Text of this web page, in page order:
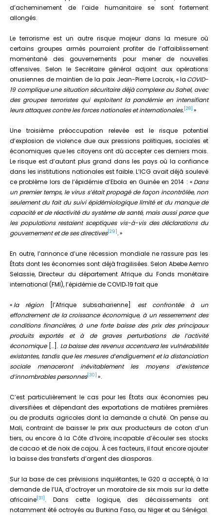
d’acheminement de l’aide humanitaire se sont fortement
allongés.
Le terrorisme est un autre risque majeur dans la mesure où
certains groupes armés pourraient profiter de l’affaiblissement
momentané des gouvernements pour mener de nouvelles
offensives. Selon le Secrétaire général adjoint aux opérations
onusiennes de maintien de la paix Jean-Pierre Lacroix, « la COVID-
19 complique une situation sécuritaire déjà complexe au Sahel, avec
des groupes terroristes qui exploitent la pandémie en intensifiant
leurs attaques contre les forces nationales et internationales. [28] »
Une troisième préoccupation relevée est le risque potentiel
d’explosion de violence due aux pressions politiques, sociales et
économiques que les citoyens ont dû accepter ces derniers mois.
Le risque est d’autant plus grand dans les pays où la confiance
dans les institutions nationales est faible. L’ICG avait déjà soulevé
ce problème lors de l’épidémie d’Ebola en Guinée en 2014 : « Dans
un premier temps, le virus s’était propagé de façon incontrôlée, non
seulement du fait du suivi épidémiologique limité et du manque de
capacité et de réactivité du système de santé, mais aussi parce que
les populations restaient sceptiques vis-à-vis des déclarations du
gouvernement et de ses directives[29].»
En outre, l’annonce d’une récession mondiale ne rassure pas les
États dont les économies sont déjà fragilisées. Selon Abebe Aemro
Selassie, Directeur du département Afrique du Fonds monétaire
international (FMI), l’épidémie de COVID‑19 fait que
« la région [l’Afrique subsaharienne] est confrontée à un
effondrement de la croissance économique, à un resserrement des
conditions financières, à une forte baisse des prix des principaux
produits exportés et à de graves perturbations de l’activité
économique[…]. La baisse des revenus accentuera les vulnérabilités
existantes, tandis que les mesures d’endiguement et la distanciation
sociale menaceront inévitablement les moyens d’existence
d’innombrables personnes[30] ».
C’est particulièrement le cas pour les États aux économies peu
diversifiées et dépendant des exportations de matières premières
ou de produits agricoles dont la demande a chuté. On pense au
Mali, contraint de baisser le prix aux producteurs de coton d’un
tiers, ou encore à la Côte d’Ivoire, incapable d’écouler ses stocks
de cacao et de noix de cajou. À ces facteurs, il faut encore ajouter
la baisse des transferts d’argent des diasporas.
Sur la base de ces prévisions inquiétantes, le G20 a accepté, à la
demande de l’UA, d’octroyer un moratoire de six mois sur la dette
africaine[31] . Dans cette logique, des décaissements ont
notamment été octroyés au Burkina Faso, au Niger et au Sénégal.